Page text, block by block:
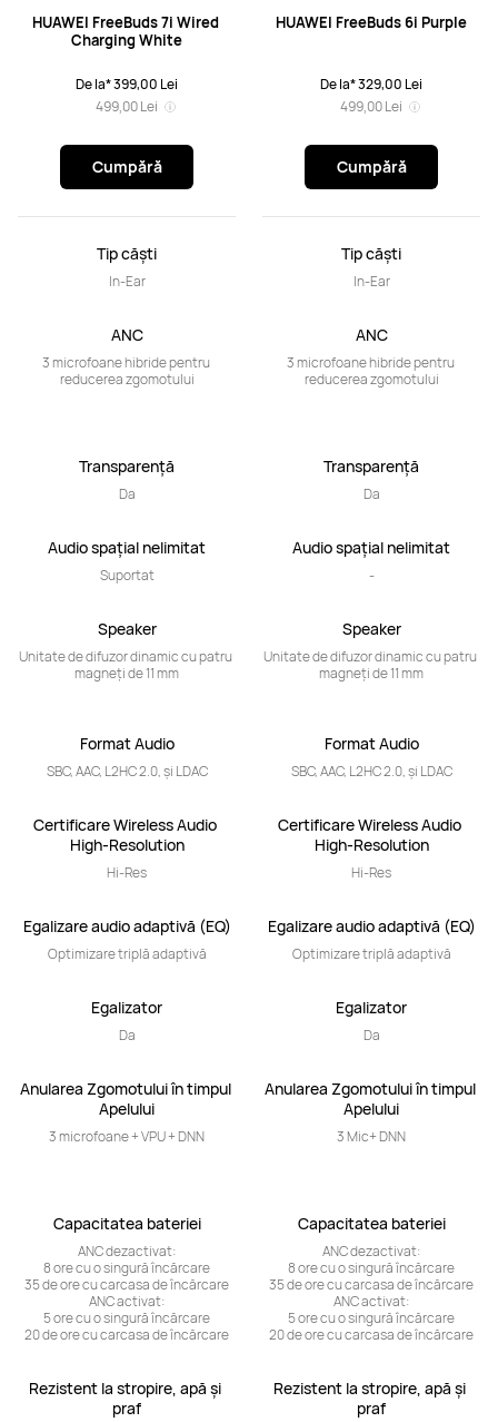
HUAWEI FreeBuds 7i Wired
Charging White
De la* 399,00 Lei
499,00 Lei
Cumpără
Tip căști
In-Ear
ANC
3 microfoane hibride pentru
reducerea zgomotului
Transparență
Da
Audio spațial nelimitat
Suportat
Speaker
Unitate de difuzor dinamic cu patru
magneți de 11 mm
Format Audio
SBC, AAC, L2HC 2.0, și LDAC
Certificare Wireless Audio
High-Resolution
Hi-Res
Egalizare audio adaptivă (EQ)
Optimizare triplă adaptivă
Egalizator
Da
Anularea Zgomotului în timpul
Apelului
3 microfoane + VPU + DNN
Capacitatea bateriei
ANC dezactivat:
8 ore cu o singură încărcare
35 de ore cu carcasa de încărcare
ANC activat:
5 ore cu o singură încărcare
20 de ore cu carcasa de încărcare
Rezistent la stropire, apă și
praf
HUAWEI FreeBuds 6i Purple
De la* 329,00 Lei
499,00 Lei
Cumpără
Tip căști
In-Ear
ANC
3 microfoane hibride pentru
reducerea zgomotului
Transparență
Da
Audio spațial nelimitat
-
Speaker
Unitate de difuzor dinamic cu patru
magneți de 11 mm
Format Audio
SBC, AAC, L2HC 2.0, și LDAC
Certificare Wireless Audio
High-Resolution
Hi-Res
Egalizare audio adaptivă (EQ)
Optimizare triplă adaptivă
Egalizator
Da
Anularea Zgomotului în timpul
Apelului
3 Mic+ DNN
Capacitatea bateriei
ANC dezactivat:
8 ore cu o singură încărcare
35 de ore cu carcasa de încărcare
ANC activat:
5 ore cu o singură încărcare
20 de ore cu carcasa de încărcare
Rezistent la stropire, apă și
praf